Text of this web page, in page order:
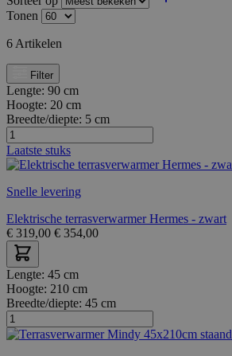
Tonen
6 Artikelen
Filter
Lengte: 90 cm
Hoogte: 20 cm
Breedte/diepte: 5 cm
Laatste stuks
Snelle levering
Elektrische terrasverwarmer Hermes - zwart
€ 319,00 € 354,00
Lengte: 45 cm
Hoogte: 210 cm
Breedte/diepte: 45 cm